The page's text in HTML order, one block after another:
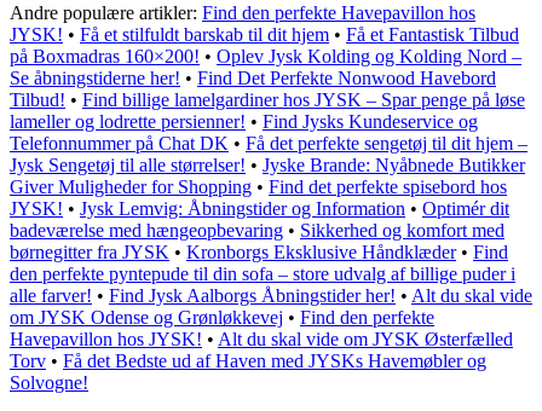
Andre populære artikler: Find den perfekte Havepavillon hos
JYSK! • Få et stilfuldt barskab til dit hjem • Få et Fantastisk Tilbud
på Boxmadras 160×200! • Oplev Jysk Kolding og Kolding Nord –
Se åbningstiderne her! • Find Det Perfekte Nonwood Havebord
Tilbud! • Find billige lamelgardiner hos JYSK – Spar penge på løse
lameller og lodrette persienner! • Find Jysks Kundeservice og
Telefonnummer på Chat DK • Få det perfekte sengetøj til dit hjem –
Jysk Sengetøj til alle størrelser! • Jyske Brande: Nyåbnede Butikker
Giver Muligheder for Shopping • Find det perfekte spisebord hos
JYSK! • Jysk Lemvig: Åbningstider og Information • Optimér dit
badeværelse med hængeopbevaring • Sikkerhed og komfort med
børnegitter fra JYSK • Kronborgs Eksklusive Håndklæder• Find
den perfekte pyntepude til din sofa – store udvalg af billige puder i
alle farver! • Find Jysk Aalborgs Åbningstider her! • Alt du skal vide
om JYSK Odense og Grønløkkevej • Find den perfekte
Havepavillon hos JYSK! • Alt du skal vide om JYSK Østerfælled
Torv • Få det Bedste ud af Haven med JYSKs Havemøbler og
Solvogne!